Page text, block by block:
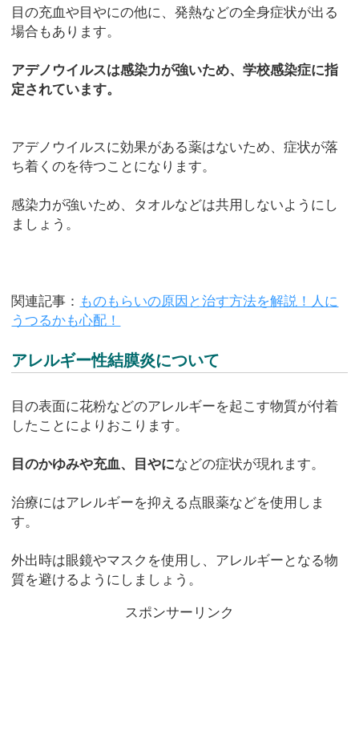
目の充血や目やにの他に、発熱などの全身症状が出る
場合もあります。
アデノウイルスは感染力が強いため、学校感染症に指
定されています。
アデノウイルスに効果がある薬はないため、症状が落
ち着くのを待つことになります。
感染力が強いため、タオルなどは共用しないようにし
ましょう。
関連記事： ものもらいの原因と治す方法を解説！人に
うつるかも心配！
アレルギー性結膜炎について
目の表面に花粉などのアレルギーを起こす物質が付着
したことによりおこります。
目のかゆみや充血、目やになどの症状が現れます。
治療にはアレルギーを抑える点眼薬などを使用しま
す。
外出時は眼鏡やマスクを使用し、アレルギーとなる物
質を避けるようにしましょう。
スポンサーリンク